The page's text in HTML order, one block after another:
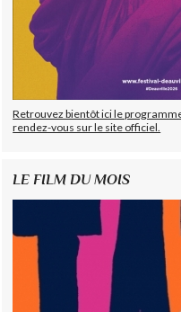
Retrouvez bientôt ici le
rendez-vous sur le site officiel.
LE FILM DU MOIS